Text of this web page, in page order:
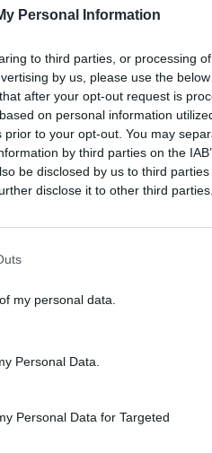
Personal Information
to third parties, or processing
by us, please use the
after your opt-out request is
on personal information
to your opt-out. You may
by third parties on the
be disclosed by us to third
disclose it to other third parties.
my personal data.
Personal Data.
Personal Data for Targeted
?
!